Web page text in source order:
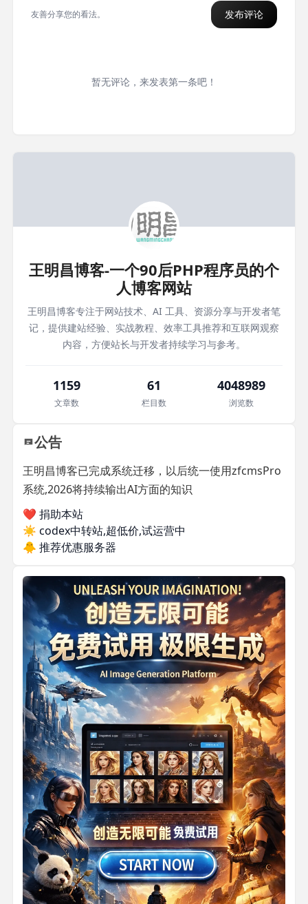
友善分享您的看法。 发布评论
暂无评论，来发表第一条吧！
王明昌博客-一个90后PHP程序员的个
人博客网站
王明昌博客专注于网站技术、AI 工具、资源分享与开发者笔
记，提供建站经验、实战教程、效率工具推荐和互联网观察
内容，方便站长与开发者持续学习与参考。
1159
文章数
61
栏目数
4048989
浏览数
公告
王明昌博客已完成系统迁移，以后统一使用zfcmsPro
系统,2026将持续输出AI方面的知识
❤️ 捐助本站
☀️ codex中转站,超低价,试运营中
🐥 推荐优惠服务器